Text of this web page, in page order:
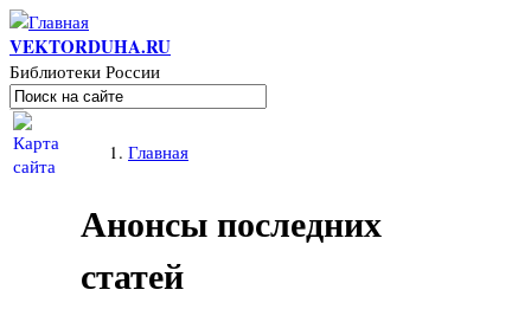
Перейти к основному содержанию
VEKTORDUHA.RU
Библиотеки России
Форма поиска
Поиск
Вы здесьГлавная
Анонсы последних
статей